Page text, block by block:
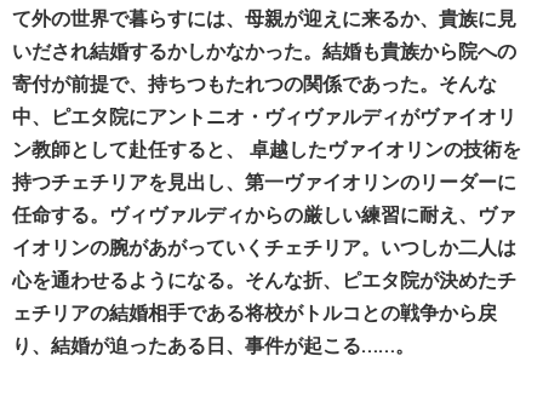
て外の世界で暮らすには、母親が迎えに来るか、貴族に見
いだされ結婚するかしかなかった。結婚も貴族から院への
寄付が前提で、持ちつもたれつの関係であった。そんな
中、ピエタ院にアントニオ・ヴィヴァルディがヴァイオリ
ン教師として赴任すると、 卓越したヴァイオリンの技術を
持つチェチリアを見出し、第一ヴァイオリンのリーダーに
任命する。ヴィヴァルディからの厳しい練習に耐え、ヴァ
イオリンの腕があがっていくチェチリア。いつしか二人は
心を通わせるようになる。そんな折、ピエタ院が決めたチ
ェチリアの結婚相手である将校がトルコとの戦争から戻
り、結婚が迫ったある日、事件が起こる……。